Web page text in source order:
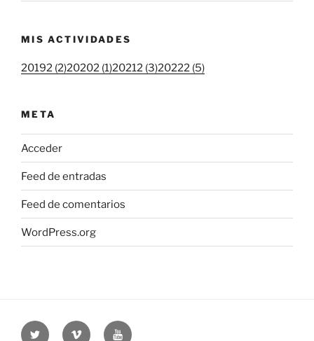
MIS ACTIVIDADES
20192 (2)20202 (1)20212 (3)20222 (5)
META
Acceder
Feed de entradas
Feed de comentarios
WordPress.org
Twitter Vimeo
Youtube